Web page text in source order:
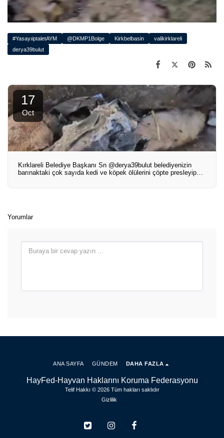
#YasayıiptaletAYM @DKMP1Bolge Kirkbelbasin
valikirklareli
derya39bulut
17
Oct
Kırklareli Belediye Başkanı Sn @derya39bulut belediyenizin
barınaktaki çok sayıda kedi ve köpek ölülerini çöpte presleyip
Yorumlar
HayFed-Hayvan Haklarını Koruma Federasyonu
Telif Hakkı © 2026 Tüm hakları saklıdır
Gizlilik
ANA SAYFA GÜNDEM DAHA FAZLA